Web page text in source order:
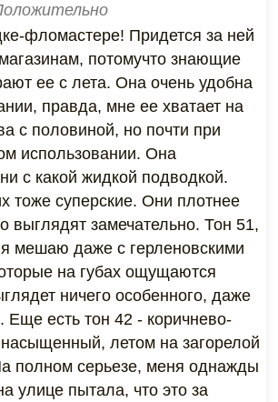
фломастере! Придется за ней
потомучто знающие
ее с лета. Она очень удобна
правда, мне ее хватает на
с половиной, но почти при
использовании. Она
с какой жидкой подводкой.
тоже суперские. Они плотнее
выглядят замечательно. Тон 51,
мешаю даже с герленовскими
на губах ощущаются
ничего особенного, даже
Еще есть тон 42 - коричнево-
летом на загорелой
полном серьезе, меня однажды
улице пытала, что это за